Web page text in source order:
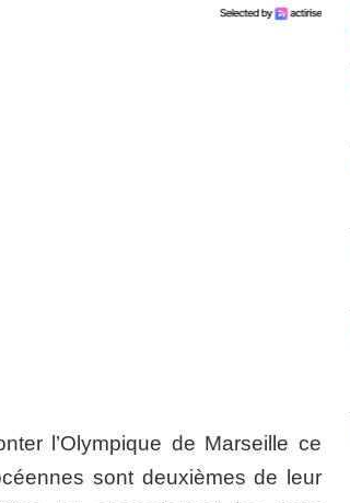
l’Olympique de Marseille ce
sont deuxièmes de leur